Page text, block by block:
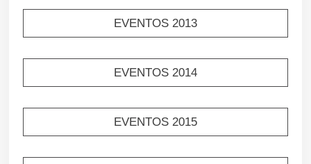
EVENTOS 2013
EVENTOS 2014
EVENTOS 2015